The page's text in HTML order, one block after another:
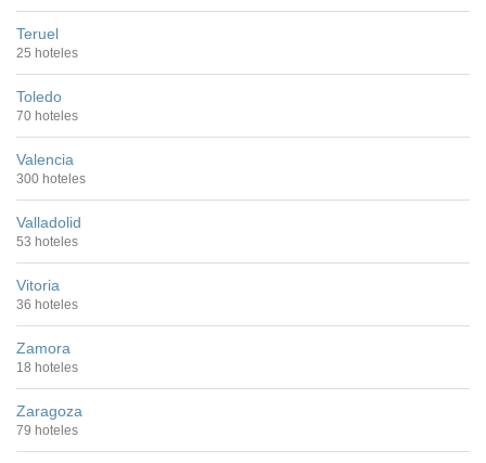
Teruel
25 hoteles
Toledo
70 hoteles
Valencia
300 hoteles
Valladolid
53 hoteles
Vitoria
36 hoteles
Zamora
18 hoteles
Zaragoza
79 hoteles